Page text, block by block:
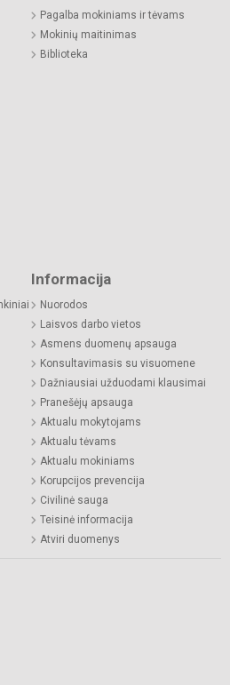
Pagalba mokiniams ir tėvams
Mokinių maitinimas
Biblioteka
Informacija
Nuorodos
Laisvos darbo vietos
Asmens duomenų apsauga
Konsultavimasis su visuomene
Dažniausiai užduodami klausimai
Pranešėjų apsauga
Aktualu mokytojams
Aktualu tėvams
Aktualu mokiniams
Korupcijos prevencija
Civilinė sauga
Teisinė informacija
Atviri duomenys